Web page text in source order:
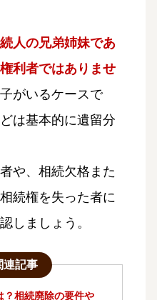
人の兄弟姉妹であ
利者ではありませ
がいるケースで
は基本的に遺留分
や、相続欠格また
続権を失った者に
しましょう。
連記事
？相続廃除の要件や